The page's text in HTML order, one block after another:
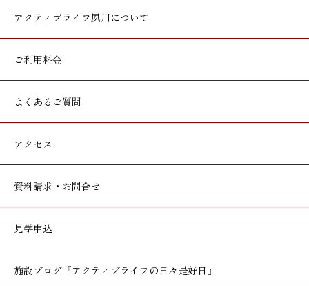
アクティブライフ夙川について
ご利用料金
よくあるご質問
アクセス
資料請求・お問合せ
見学申込
施設ブログ 『アクティブライフの日々是好日』